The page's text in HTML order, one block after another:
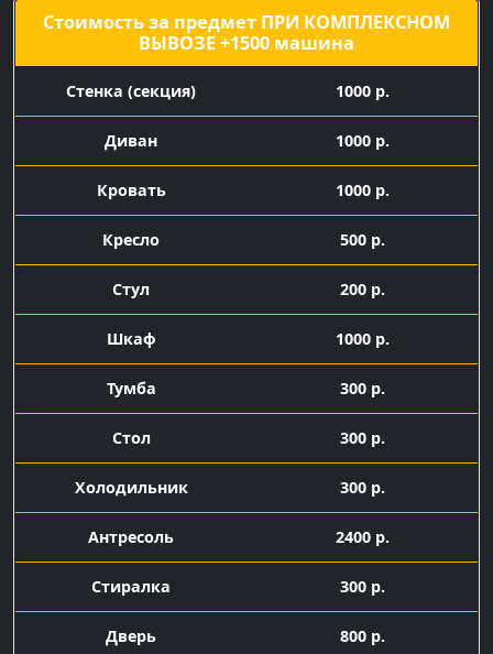
Стоимость за предмет ПРИ КОМПЛЕКСНОМ
ВЫВОЗЕ +1500 машина
Cтенка (секция) 1000 р.
Диван 1000 р.
Кровать 1000 р.
Кресло 500 р.
Стул 200 р.
Шкаф 1000 р.
Тумба 300 р.
Стол 300 р.
Холодильник 300 р.
Антресоль 2400 р.
Стиралка 300 р.
Дверь 800 р.